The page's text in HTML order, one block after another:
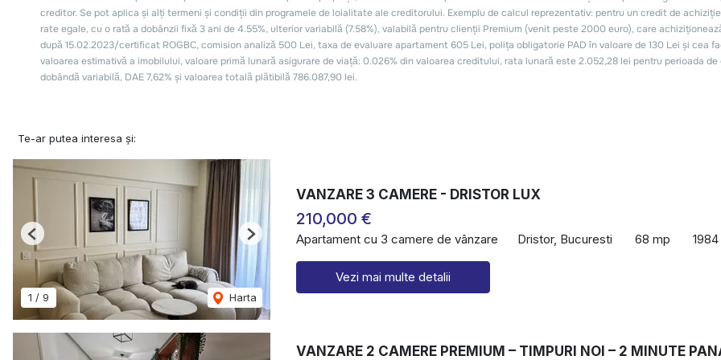
Te-ar putea interesa și:
1 / 9 Harta
Previous Next
VANZARE 3 CAMERE - DRISTOR LUX
210,000 €
Apartament cu 3 camere de vânzare Dristor, Bucuresti 68 mp 1984
Vezi mai multe detalii
VANZARE 2 CAMERE PREMIUM – TIMPURI NOI – 2 MINUTE